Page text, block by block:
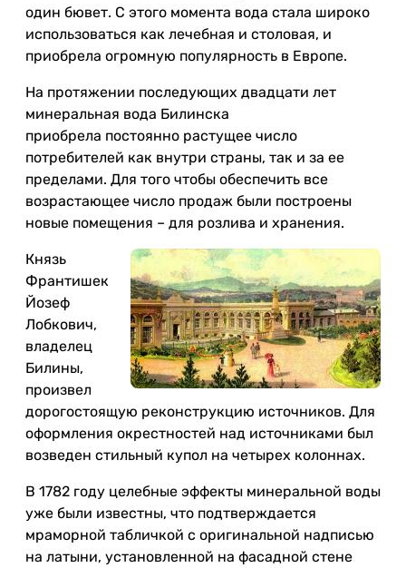
один бювет. С этого момента вода стала широко
использоваться как лечебная и столовая, и
приобрела огромную популярность в Европе.
На протяжении последующих двадцати лет
минеральная вода Билинска
приобрела постоянно растущее число
потребителей как внутри страны, так и за ее
пределами. Для того чтобы обеспечить все
возрастающее число продаж были построены
новые помещения – для розлива и хранения.
Князь
Франтишек
Йозеф
Лобкович,
владелец
Билины,
произвел
дорогостоящую реконструкцию источников. Для
оформления окрестностей над источниками был
возведен стильный купол на четырех колоннах.
В 1782 году целебные эффекты минеральной воды
уже были известны, что подтверждается
мраморной табличкой с оригинальной надписью
на латыни, установленной на фасадной стене